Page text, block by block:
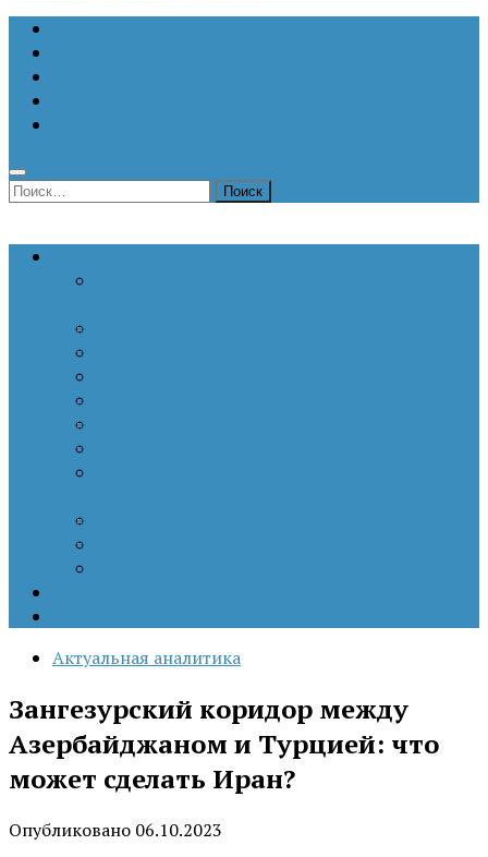
Найти:
Актуальная аналитика
Зангезурский коридор между
Азербайджаном и Турцией: что
может сделать Иран?
Опубликовано 06.10.2023